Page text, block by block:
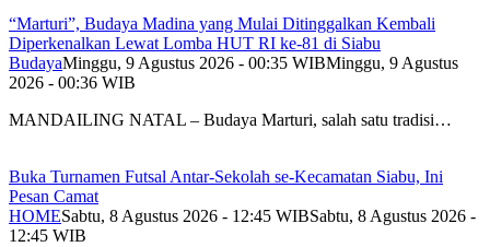
“Marturi”, Budaya Madina yang Mulai Ditinggalkan Kembali
Diperkenalkan Lewat Lomba HUT RI ke-81 di Siabu
BudayaMinggu, 9 Agustus 2026 - 00:35 WIBMinggu, 9 Agustus
2026 - 00:36 WIB
MANDAILING NATAL – Budaya Marturi, salah satu tradisi…
Buka Turnamen Futsal Antar-Sekolah se-Kecamatan Siabu, Ini
Pesan Camat
HOMESabtu, 8 Agustus 2026 - 12:45 WIBSabtu, 8 Agustus 2026 -
12:45 WIB